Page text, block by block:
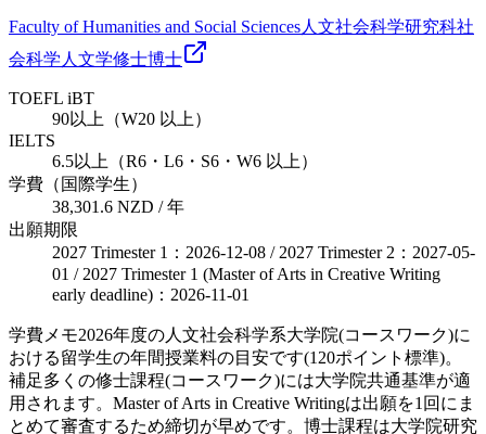
Faculty of Humanities and Social Sciences人文社会科学研究科社
会科学 人文学修士博士
TOEFL iBT
90以上（W20 以上）
IELTS
6.5以上（R6・L6・S6・W6 以上）
学費（国際学生）
38,301.6 NZD / 年
出願期限
2027 Trimester 1：2026-12-08 / 2027 Trimester 2：2027-05-
01 / 2027 Trimester 1 (Master of Arts in Creative Writing
early deadline)：2026-11-01
学費メモ2026年度の人文社会科学系大学院(コースワーク)に
おける留学生の年間授業料の目安です(120ポイント標準)。
補足多くの修士課程(コースワーク)には大学院共通基準が適
用されます。Master of Arts in Creative Writingは出願を1回にま
とめて審査するため締切が早めです。博士課程は大学院研究